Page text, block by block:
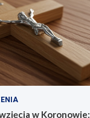
w Koronowie: